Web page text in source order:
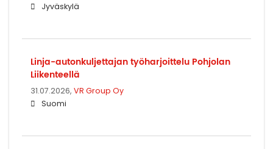
Jyväskylä
Linja-autonkuljettajan työharjoittelu Pohjolan
Liikenteellä
31.07.2026, VR Group Oy
Suomi